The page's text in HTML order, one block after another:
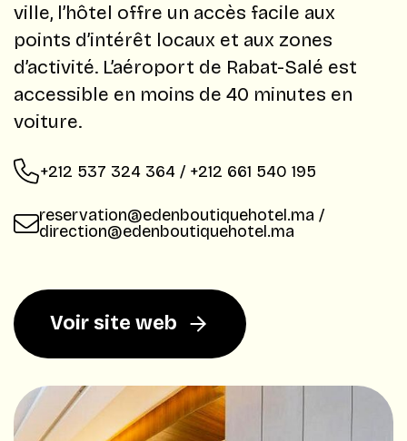
ville, l’hôtel offre un accès facile aux
points d’intérêt locaux et aux zones
d’activité. L’aéroport de Rabat-Salé est
accessible en moins de 40 minutes en
voiture.
+212 537 324 364 / +212 661 540 195
reservation@edenboutiquehotel.ma /
direction@edenboutiquehotel.ma
Voir site web